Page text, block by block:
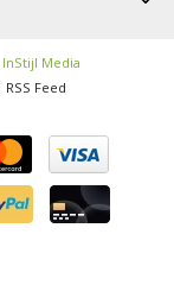
InStijl Media
RSS Feed